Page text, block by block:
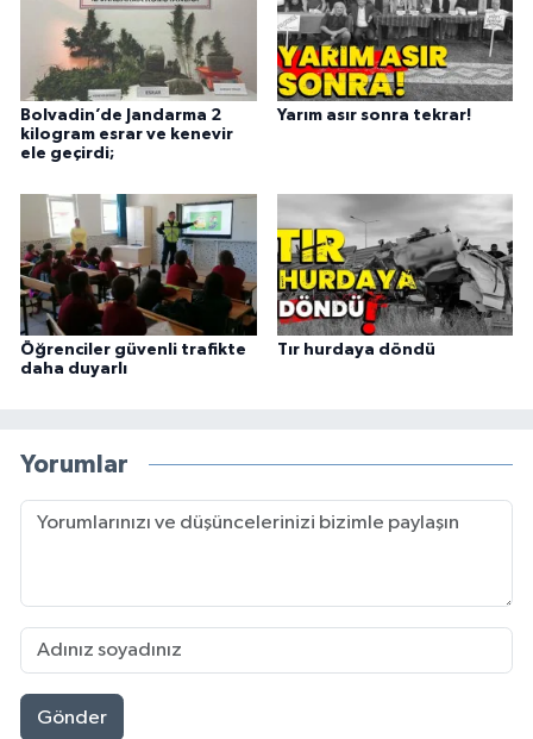
Bolvadin’de Jandarma 2
kilogram esrar ve kenevir
ele geçirdi;
Yarım asır sonra tekrar!
Öğrenciler güvenli trafikte
daha duyarlı
Tır hurdaya döndü
Yorumlar
Gönder